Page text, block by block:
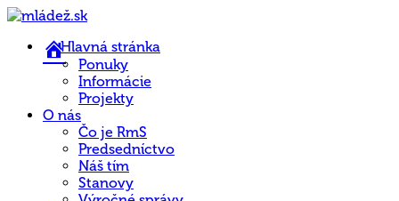
Hlavná stránka
Ponuky
Informácie
Projekty
O nás
Čo je RmS
Predsedníctvo
Náš tím
Stanovy